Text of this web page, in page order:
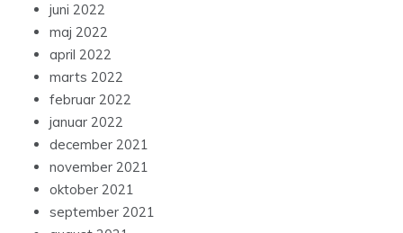
juni 2022
maj 2022
april 2022
marts 2022
februar 2022
januar 2022
december 2021
november 2021
oktober 2021
september 2021